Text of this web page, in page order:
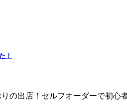
！
の出店！セルフオーダーで初心